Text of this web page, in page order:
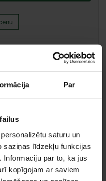
Par
saturu un
saziņas līdzekļu funkcijas
Informāciju par to, kā jūs
kopīgojam ar saviem
)
)
hromēts. Ar fiksācijas
130 g